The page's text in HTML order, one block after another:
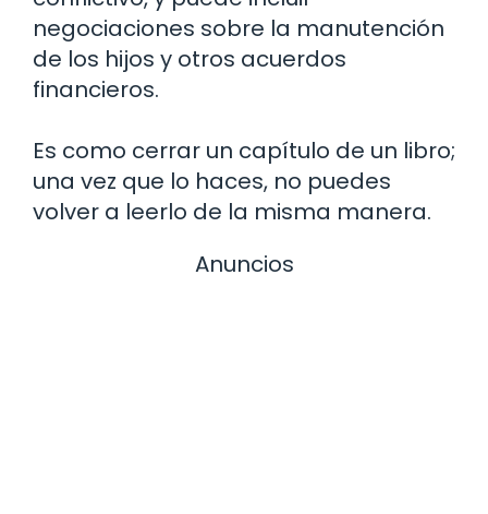
negociaciones sobre la manutención
de los hijos y otros acuerdos
financieros.
Es como cerrar un capítulo de un libro;
una vez que lo haces, no puedes
volver a leerlo de la misma manera.
Anuncios